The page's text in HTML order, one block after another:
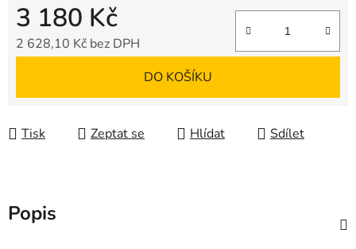
3 180 Kč
2 628,10 Kč bez DPH
DO KOŠÍKU
Tisk Zeptat se Hlídat Sdílet
Popis